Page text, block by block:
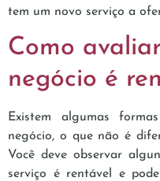
tem um novo serviço a
Como
negócio é
Existem algumas
negócio, o que não é
Você deve observar
serviço é rentável e